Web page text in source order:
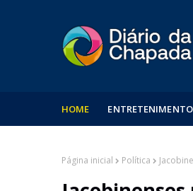
HOME ENTRETENIMENTO
Página inicial Política